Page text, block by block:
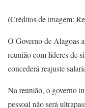
(Créditos de imagem:
O Governo de Alagoas
reunião com líderes de
concederá reajuste
Na reunião, o governo
pessoal não será